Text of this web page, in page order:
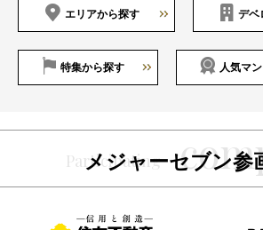
エリアから探す デベ
特集から探す 人気マ
メジャーセブン参